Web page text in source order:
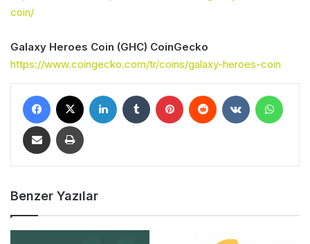
coin/
Galaxy Heroes Coin (GHC) CoinGecko
https://www.coingecko.com/tr/coins/galaxy-heroes-coin
Benzer Yazılar